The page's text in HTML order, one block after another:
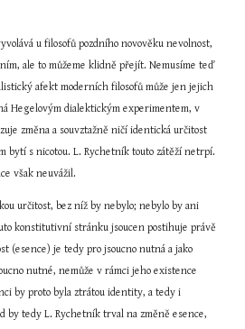
u filosofů pozdního novověku nevolnost,
ale to můžeme klidně přejít. Nemusíme teď
afekt moderních filosofů může jen jejich
Hegelovým dialektickým experimentem, v
změna a souvztažně ničí identická určitost
bytí s nicotou. L. Rychetník touto zátěží netrpí.
však neuvážil.
určitost, bez níž by nebylo; nebylo by ani
konstitutivní stránku jsoucen postihuje právě
(esence) je tedy pro jsoucno nutná a jako
nutné, nemůže v rámci jeho existence
by proto byla ztrátou identity, a tedy i
by tedy L. Rychetník trval na změně esence,